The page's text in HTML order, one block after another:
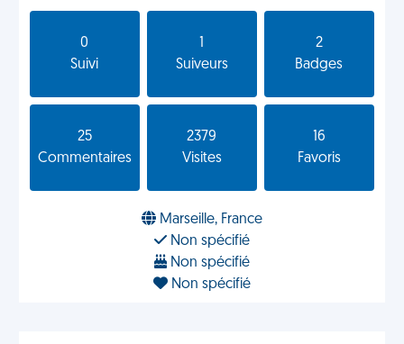
0
Suivi
Suiveurs
2
Badges
25
Commentaires
2379
Visites
16
Favoris
Marseille, France
Non spécifié
Non spécifié
Non spécifié